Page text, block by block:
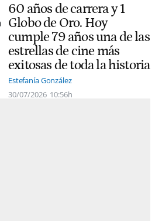
60 años de carrera y 1
Globo de Oro. Hoy
cumple 79 años una de las
estrellas de cine más
exitosas de toda la historia
Estefanía González
30/07/2026 10:56h